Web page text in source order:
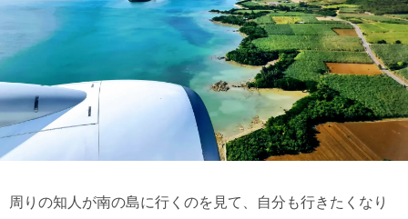
周りの知人が南の島に行くのを見て、自分も行きたくなり